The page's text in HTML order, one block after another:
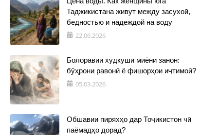
Таджикистана живут между засухой,
бедностью и надеждой на воду
22.06.2026
Болоравии худкушӣ миёни занон:
бӯҳрони равонӣ ё фишорҳои иҷтимоӣ?
05.03.2026
Обшавии пиряхҳо дар Тоҷикистон чӣ
паёмадҳо дорад?